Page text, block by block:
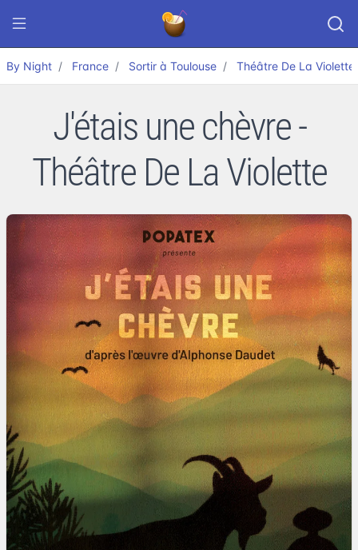
By Night France Sortir à Toulouse Théâtre De La Violette
J'étais une chèvre -
Théâtre De La Violette